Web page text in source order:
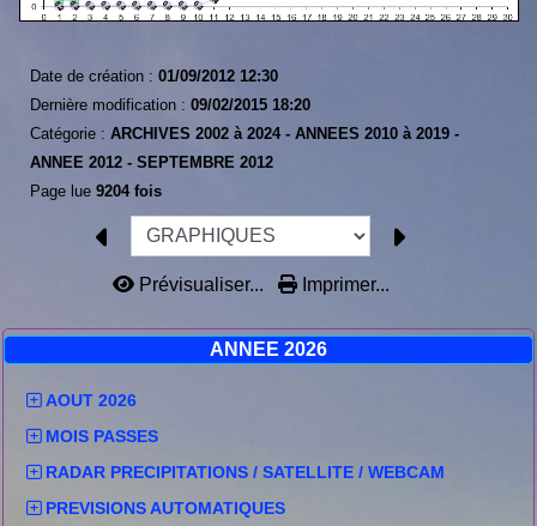
ANNEE 2026
AOUT 2026
MOIS PASSES
RADAR PRECIPITATIONS / SATELLITE / WEBCAM
PREVISIONS AUTOMATIQUES
Date de création : 01/09/2012 12:30
Dernière modification : 09/02/2015 18:20
Catégorie : ARCHIVES 2002 à 2024 - ANNEES 2010 à 2019 -
ANNEE 2012 - SEPTEMBRE 2012
Page lue 9204 fois
Prévisualiser... Imprimer...